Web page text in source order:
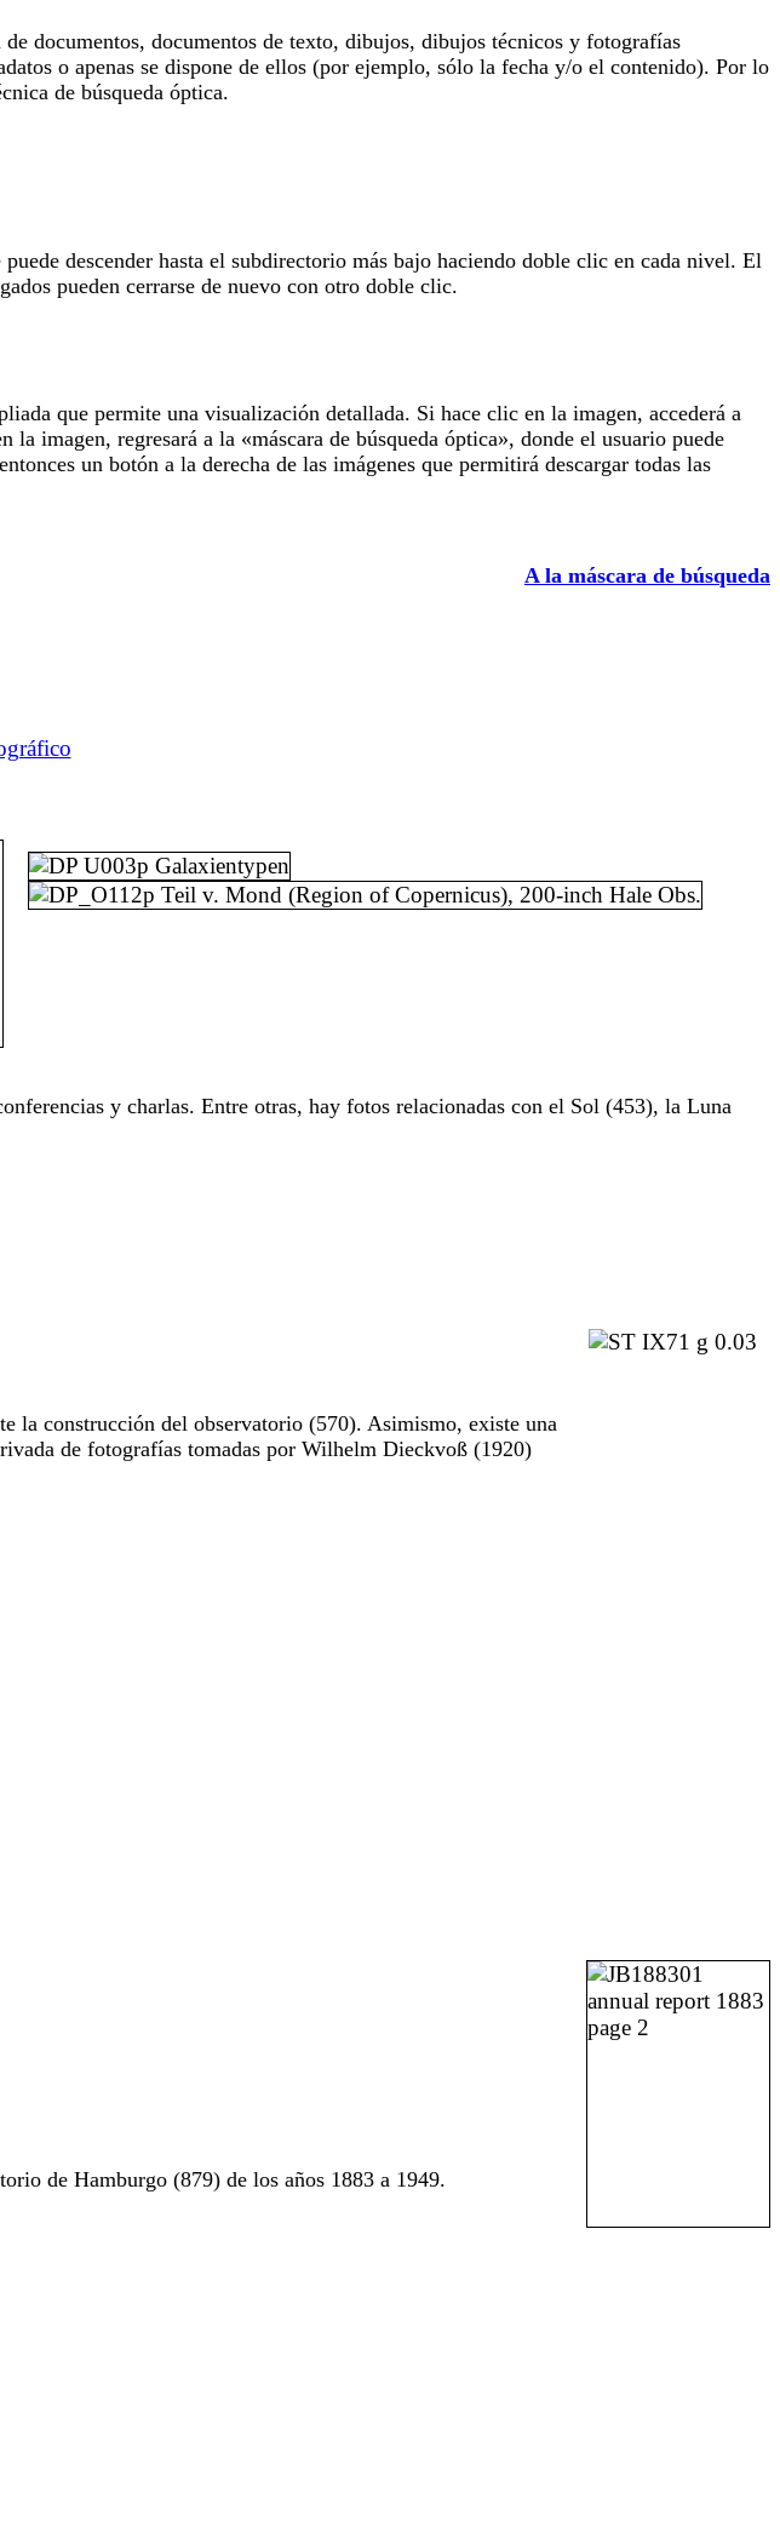
documentos, documentos de texto, dibujos, dibujos técnicos y fotografías
o apenas se dispone de ellos (por ejemplo, sólo la fecha y/o el contenido). Por lo
de búsqueda óptica.
descender hasta el subdirectorio más bajo haciendo doble clic en cada nivel. El
pueden cerrarse de nuevo con otro doble clic.
que permite una visualización detallada. Si hace clic en la imagen, accederá a
imagen, regresará a la «máscara de búsqueda óptica», donde el usuario puede
un botón a la derecha de las imágenes que permitirá descargar todas las
A la máscara de búsqueda
y charlas. Entre otras, hay fotos relacionadas con el Sol (453), la Luna
la construcción del observatorio (570). Asimismo, existe una
de fotografías tomadas por Wilhelm Dieckvoß (1920)
de Hamburgo (879) de los años 1883 a 1949.